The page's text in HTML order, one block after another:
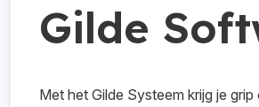
Gilde
Met het Gilde Systeem krijg je grip